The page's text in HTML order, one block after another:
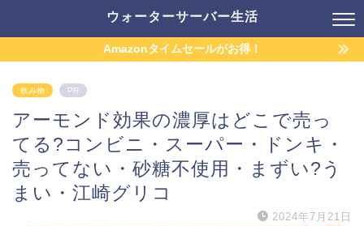
ウォーターサーバー生活
Amazonタイムセールがお得！
飲み物 PR
アーモンド効果の濃厚はどこで売っ
てる?コンビニ・スーパー・ドンキ・
売ってない・砂糖不使用・まずい?う
まい・江崎グリコ
2024年7月21日